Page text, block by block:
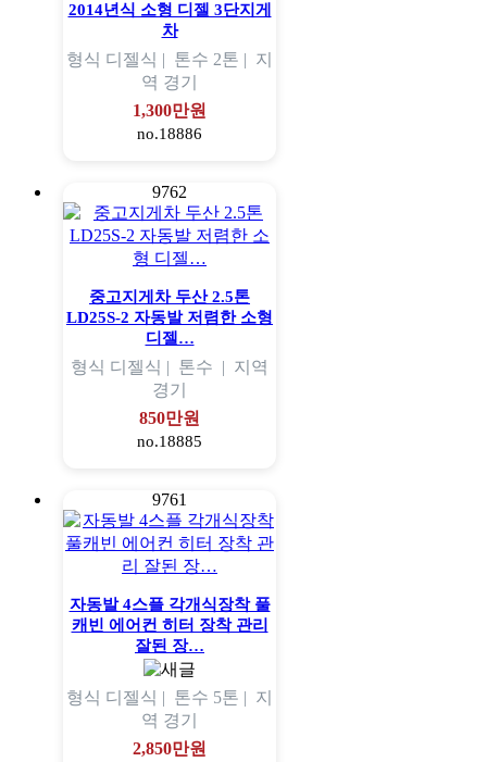
2014년식 소형 디젤 3단지게
차
형식 디젤식 | 톤수 2톤 | 지
역 경기
1,300만원
no.18886
9762
중고지게차 두산 2.5톤
LD25S-2 자동발 저렴한 소형
디젤…
형식 디젤식 | 톤수 | 지역
경기
850만원
no.18885
9761
자동발 4스플 각개식장착 풀
캐빈 에어컨 히터 장착 관리
잘된 장…
형식 디젤식 | 톤수 5톤 | 지
역 경기
2,850만원